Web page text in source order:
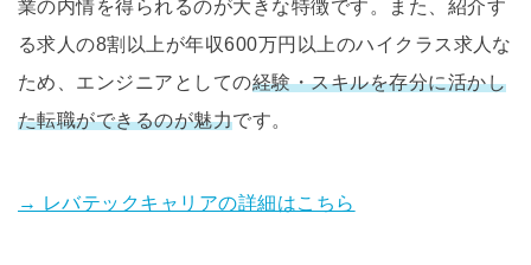
業の内情を得られるのが大きな特徴です。また、紹介す
る求人の8割以上が年収600万円以上のハイクラス求人な
ため、エンジニアとしての経験・スキルを存分に活かし
た転職ができるのが魅力です。
→ レバテックキャリアの詳細はこちら